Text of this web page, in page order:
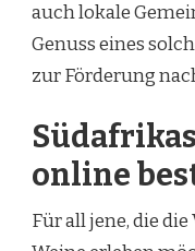
auch lokale
Genuss eines
zur Förderung
online
Für all jene, die